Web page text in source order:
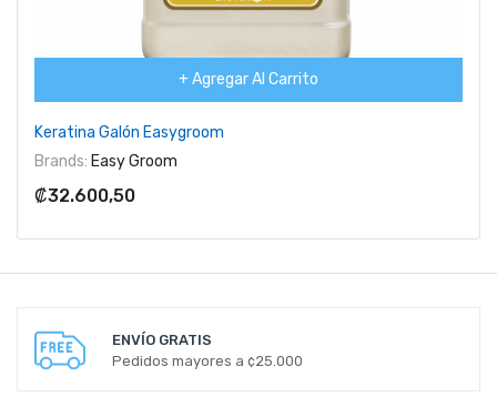
+ Agregar Al Carrito
Keratina Galón Easygroom
Brands: Easy Groom
₡32.600,50
ENVÍO GRATIS
Pedidos mayores a ¢25.000